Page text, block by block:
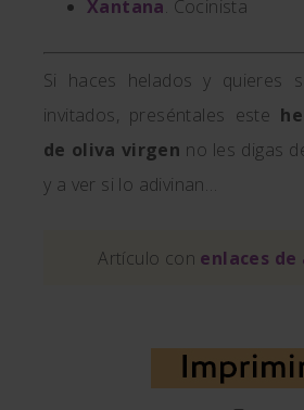
Xantana. Cocinista
Si haces helados y quieres
invitados, preséntales este
de oliva virgen no les digas
y a ver si lo adivinan…
Artículo con enlaces